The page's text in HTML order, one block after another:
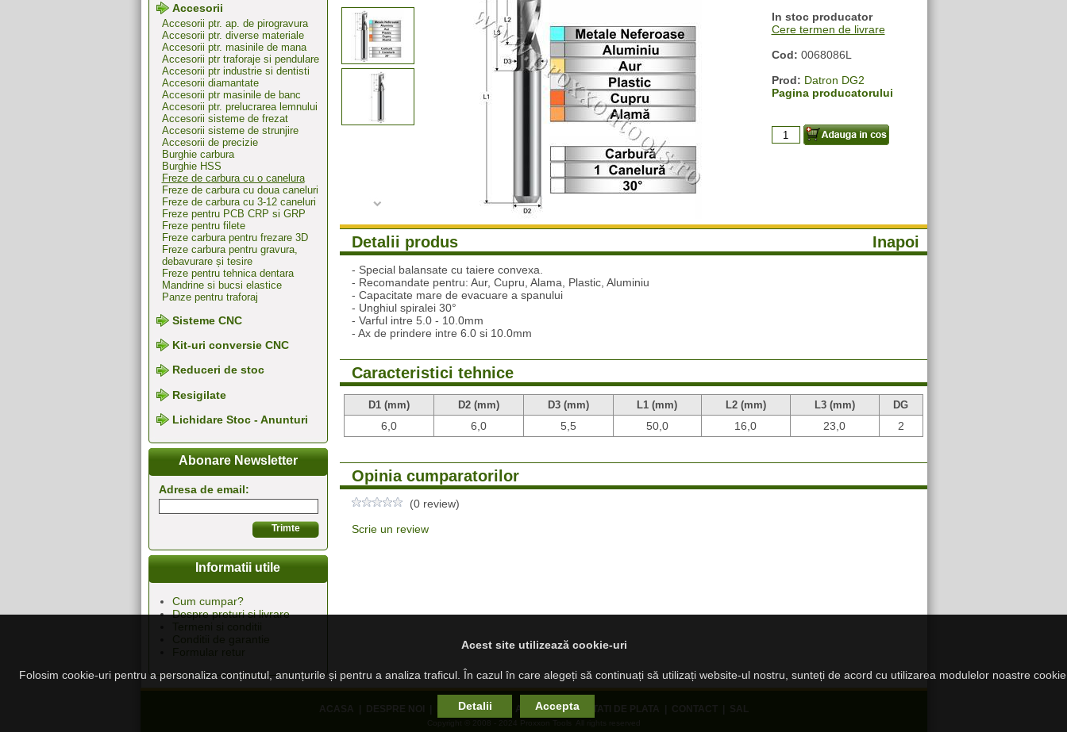
Accesorii
Accesorii ptr. ap. de pirogravura
Accesorii ptr. diverse materiale
Accesorii ptr. masinile de mana
Accesorii ptr traforaje si pendulare
Accesorii ptr industrie si dentisti
Accesorii diamantate
Accesorii ptr masinile de banc
Accesorii ptr. prelucrarea lemnului
Accesorii sisteme de frezat
Accesorii sisteme de strunjire
Accesorii de precizie
Burghie carbura
Burghie HSS
Freze de carbura cu o canelura
Freze de carbura cu doua caneluri
Freze de carbura cu 3-12 caneluri
Freze pentru PCB CRP si GRP
Freze pentru filete
Freze carbura pentru frezare 3D
Freze carbura pentru gravura,
debavurare și tesire
Freze pentru tehnica dentara
Mandrine si bucsi elastice
Panze pentru traforaj
Sisteme CNC
Kit-uri conversie CNC
Reduceri de stoc
Resigilate
Lichidare Stoc - Anunturi
Abonare Newsletter
Adresa de email:
Informatii utile
Cum cumpar?
Despre preturi si livrare
In stoc producator
Cere termen de livrare
Cod: 0068086L
Prod: Datron DG2
Pagina producatorului
Detalii produs Inapoi
- Special balansate cu taiere convexa.
- Recomandate pentru: Aur, Cupru, Alama, Plastic, Aluminiu
- Capacitate mare de evacuare a spanului
- Unghiul spiralei 30°
- Varful intre 5.0 - 10.0mm
- Ax de prindere intre 6.0 si 10.0mm
Caracteristici tehnice
D1 (mm) D2 (mm) D3 (mm) L1 (mm) L2 (mm) L3 (mm) DG
6,0 6,0 5,5 50,0 16,0 23,0 2
Opinia cumparatorilor
(0 review)
Scrie un review
ACASA DESPRE NOI PRODUSE NOI ANPC|MODALITATI DE PLATA CONTACT| SAL
Copyright © 2008 - 2024 Proxxon Tools All rights reserved
Acest site utilizează cookie-uri
Folosim cookie-uri pentru a personaliza conținutul, anunțurile și pentru a analiza traficul. În cazul în care alegeți să continuați să utilizați website-ul nostru, sunteți de acord cu utilizarea modulelor noastre
Detalii Accepta